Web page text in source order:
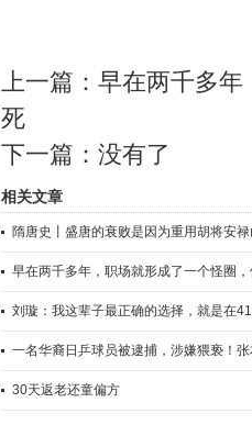
上一篇： 早在两千多年
死
下一篇：没有了
相关文章
隋唐史丨盛唐的衰败是因为重用胡将安
早在两千多年，职场就形成了一个怪圈
刘璇：我这辈子最正确的选择，就是在
一名华裔日乒球员被逮捕，涉嫌猥亵！张
30天返老还童偏方